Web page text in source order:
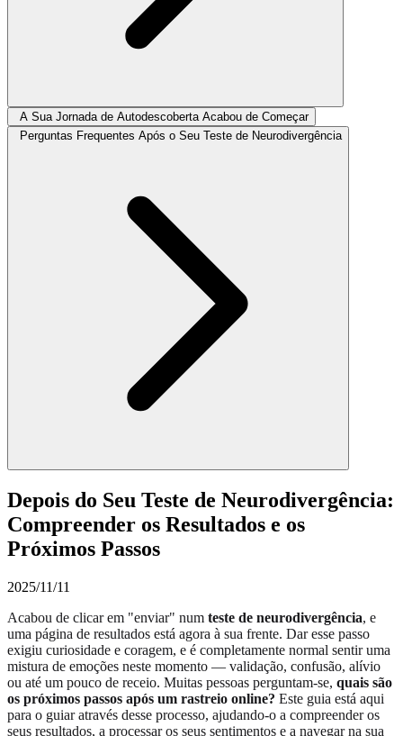
A Sua Jornada de Autodescoberta Acabou de Começar
Perguntas Frequentes Após o Seu Teste de Neurodivergência
Depois do Seu Teste de Neurodivergência:
Compreender os Resultados e os
Próximos Passos
2025/11/11
Acabou de clicar em "enviar" num teste de neurodivergência, e
uma página de resultados está agora à sua frente. Dar esse passo
exigiu curiosidade e coragem, e é completamente normal sentir uma
mistura de emoções neste momento — validação, confusão, alívio
ou até um pouco de receio. Muitas pessoas perguntam-se, quais são
os próximos passos após um rastreio online? Este guia está aqui
para o guiar através desse processo, ajudando-o a compreender os
seus resultados, a processar os seus sentimentos e a navegar na sua